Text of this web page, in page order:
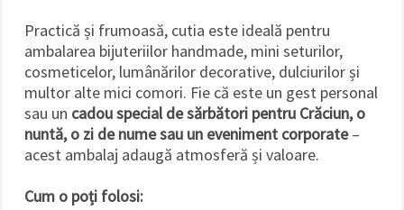
Practică și frumoasă, cutia este ideală pentru
ambalarea bijuteriilor handmade, mini seturilor,
cosmeticelor, lumânărilor decorative, dulciurilor și
multor alte mici comori. Fie că este un gest personal
sau un cadou special de sărbători pentru Crăciun, o
nuntă, o zi de nume sau un eveniment corporate–
acest ambalaj adaugă atmosferă și valoare.
Cum o poți folosi: